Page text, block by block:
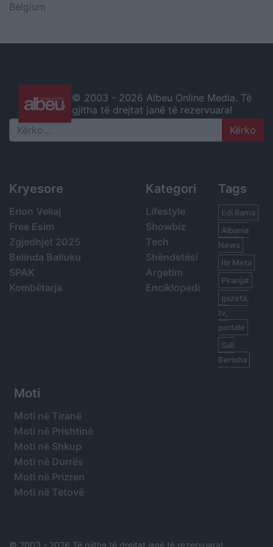
Belgium
© 2003 - 2026 Albeu Online Media. Të
gjitha të drejtat janë të rezervuara!
Search
Kryesore
Erion Veliaj
Free Esim
Zgjedhjet 2025
Belinda Balluku
SPAK
Kombëtarja
Kategori
Lifestyle
Showbiz
Tech
Shëndetësi
Argetim
Enciklopedi
Tags
Edi Rama
Albania
News
Ilir Meta
Piranjat
gazeta,
tv,
portale
Sali
Berisha
Moti
Moti në Tiranë
Moti në Prishtinë
Moti në Shkup
Moti në Durrës
Moti në Prizren
Moti në Tetovë
© 2003 - 2026 Të gjitha të drejtat janë të rezervuara!